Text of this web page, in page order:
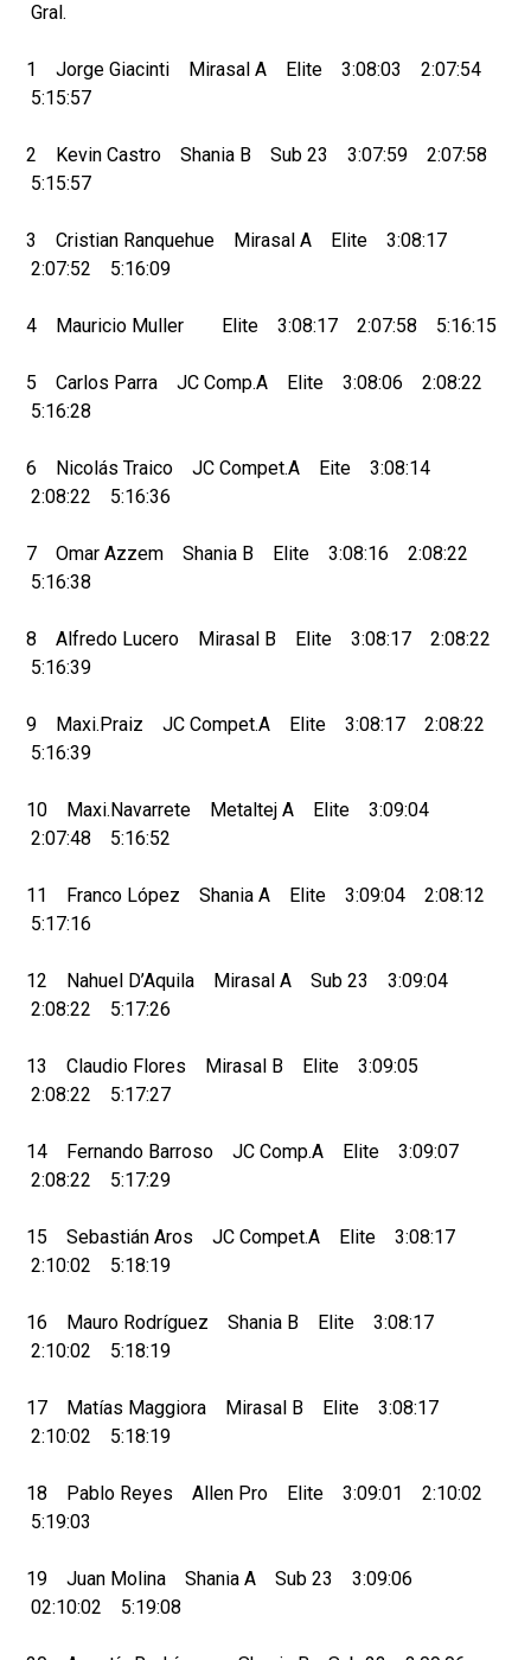
Gral.
1 Jorge Giacinti Mirasal A Elite 3:08:03 2:07:54
5:15:57
2 Kevin Castro Shania B Sub 23 3:07:59 2:07:58
5:15:57
3 Cristian Ranquehue Mirasal A Elite 3:08:17
2:07:52 5:16:09
4 Mauricio Muller Elite 3:08:17 2:07:58 5:16:15
5 Carlos Parra JC Comp.A Elite 3:08:06 2:08:22
5:16:28
6 Nicolás Traico JC Compet.A Eite 3:08:14
2:08:22 5:16:36
7 Omar Azzem Shania B Elite 3:08:16 2:08:22
5:16:38
8 Alfredo Lucero Mirasal B Elite 3:08:17 2:08:22
5:16:39
9 Maxi.Praiz JC Compet.A Elite 3:08:17 2:08:22
5:16:39
10 Maxi.Navarrete Metaltej A Elite 3:09:04
2:07:48 5:16:52
11 Franco López Shania A Elite 3:09:04 2:08:12
5:17:16
12 Nahuel D’Aquila Mirasal A Sub 23 3:09:04
2:08:22 5:17:26
13 Claudio Flores Mirasal B Elite 3:09:05
2:08:22 5:17:27
14 Fernando Barroso JC Comp.A Elite 3:09:07
2:08:22 5:17:29
15 Sebastián Aros JC Compet.A Elite 3:08:17
2:10:02 5:18:19
16 Mauro Rodríguez Shania B Elite 3:08:17
2:10:02 5:18:19
17 Matías Maggiora Mirasal B Elite 3:08:17
2:10:02 5:18:19
18 Pablo Reyes Allen Pro Elite 3:09:01 2:10:02
5:19:03
19 Juan Molina Shania A Sub 23 3:09:06
02:10:02 5:19:08